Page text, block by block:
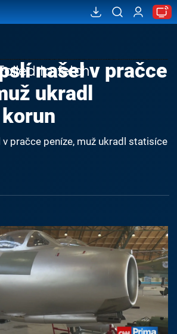
to fetch
našel v pračce
ukradl
pračce peníze, muž ukradl statisíce